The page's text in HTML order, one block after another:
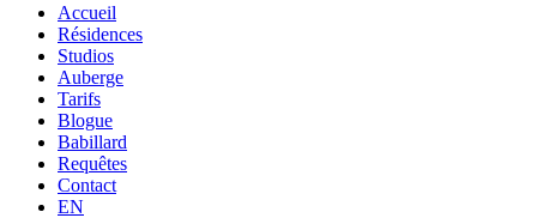
Accueil
Résidences
Studios
Auberge
Tarifs
Blogue
Babillard
Requêtes
Contact
EN